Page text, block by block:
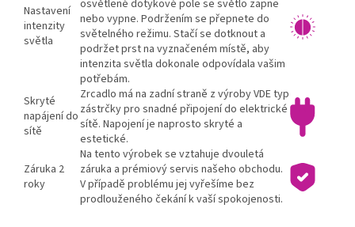
Nastavení
intenzity
světla
osvětlené dotykové pole se světlo zapne
nebo vypne. Podržením se přepnete do
světelného režimu. Stačí se dotknout a
podržet prst na vyznačeném místě, aby
intenzita světla dokonale odpovídala vašim
potřebám.
Skryté
napájení do
sítě
Zrcadlo má na zadní straně z výroby VDE typ
zástrčky pro snadné připojení do elektrické
sítě. Napojení je naprosto skryté a
estetické.
Záruka 2
roky
Na tento výrobek se vztahuje dvouletá
záruka a prémiový servis našeho obchodu.
V případě problému jej vyřešíme bez
prodlouženého čekání k vaší spokojenosti.